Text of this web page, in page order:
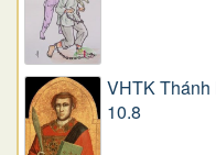
VHTK
10.8